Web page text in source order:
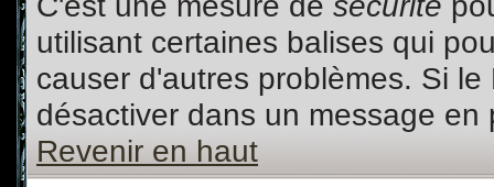
utilisant certaines balises qui
causer d'autres problèmes. Si
désactiver dans un message
Revenir en haut